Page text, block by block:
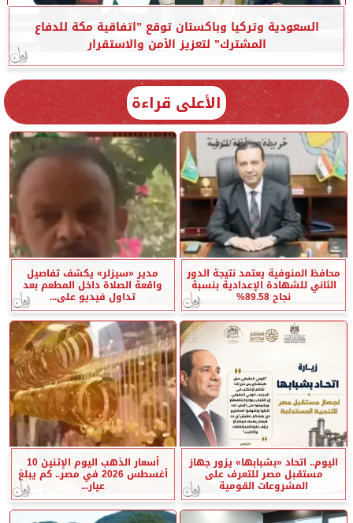
السعودية وتركيا وباكستان توقع ”اتفاقية مكة للدفاع
المشترك” لتعزيز الأمن والاستقرار
الأعلى قراءة
محافظ المنوفية يعتمد نتيجة الدور
الثاني للشهادة الإعدادية بنسبة
نجاح 89.58%
مدير «سيزلر» يكشف تفاصيل
واقعة الصلاة داخل المطعم بعد
تداول فيديو على...
اليوم.. اتحاد «بشبابها» يزور جهاز
مستقبل مصر للتعرف على
المشروعات القومية
أسعار الذهب اليوم الإثنين 10
أغسطس 2026 في مصر.. كم يبلغ
عيار...